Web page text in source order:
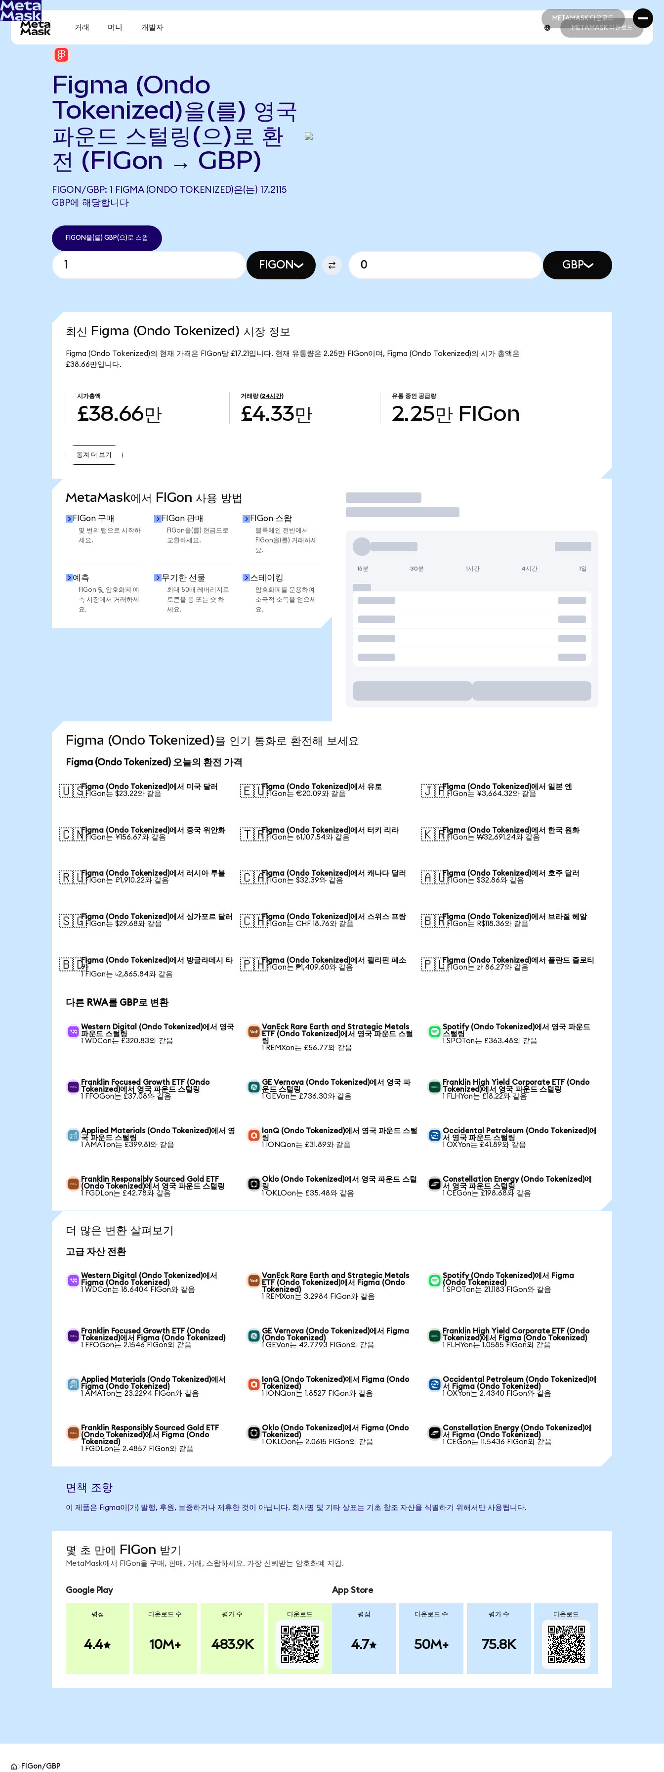
METAMASK 다운로드
METAMASK 다운로드
거래 머니 개발자 METAMASK 다운로드
Figma (Ondo
Tokenized)을(를) 영국
파운드 스털링(으)로 환
전 (FIGon → GBP)
FIGON/GBP: 1 FIGMA (ONDO TOKENIZED)은(는) 17.2115
GBP에 해당합니다
FIGON을(를) GBP(으)로 스왑
FIGON GBP
최신 Figma (Ondo Tokenized) 시장 정보
Figma (Ondo Tokenized)의 현재 가격은 FIGon당 £17.21입니다. 현재 유통량은 2.25만 FIGon이며, Figma (Ondo Tokenized)의 시가 총액은
£38.66만입니다.
시가총액
£38.66만
거래량 (24시간)
£4.33만
유통 중인 공급량
2.25만 FIGon
통계 더 보기
MetaMask에서 FIGon 사용 방법
FIGon 구매
몇 번의 탭으로 시작하
세요.
FIGon 판매
FIGon을(를) 현금으로
교환하세요.
FIGon 스왑
블록체인 전반에서
FIGon을(를) 거래하세
요.
예측
FIGon 및 암호화폐 예
측 시장에서 거래하세
요.
무기한 선물
최대 50배 레버리지로
토큰을 롱 또는 숏 하
세요.
스테이킹
암호화폐를 운용하여
소극적 소득을 얻으세
요.
거래
15분 30분 1시간 4시간 1일
Figma (Ondo Tokenized)을 인기 통화로 환전해 보세요
Figma (Ondo Tokenized) 오늘의 환전 가격
🇺🇸Figma (Ondo Tokenized)에서 미국 달러
1 FIGon는 $23.22와 같음
🇪🇺Figma (Ondo Tokenized)에서 유로
1 FIGon는 €20.09와 같음
🇯🇵Figma (Ondo Tokenized)에서 일본 엔
1 FIGon는 ¥3,664.32와 같음
🇨🇳Figma (Ondo Tokenized)에서 중국 위안화
1 FIGon는 ¥156.67와 같음
🇹🇷Figma (Ondo Tokenized)에서 터키 리라
1 FIGon는 ₺1,107.54와 같음
🇰🇷Figma (Ondo Tokenized)에서 한국 원화
1 FIGon는 ₩32,691.24와 같음
🇷🇺Figma (Ondo Tokenized)에서 러시아 루블
1 FIGon는 ₽1,910.22와 같음
🇨🇦Figma (Ondo Tokenized)에서 캐나다 달러
1 FIGon는 $32.39와 같음
🇦🇺Figma (Ondo Tokenized)에서 호주 달러
1 FIGon는 $32.86와 같음
🇸🇬Figma (Ondo Tokenized)에서 싱가포르 달러
1 FIGon는 $29.68와 같음
🇨🇭Figma (Ondo Tokenized)에서 스위스 프랑
1 FIGon는 CHF 18.76와 같음
🇧🇷Figma (Ondo Tokenized)에서 브라질 헤알
1 FIGon는 R$118.36와 같음
🇧🇩Figma (Ondo Tokenized)에서 방글라데시 타
카
1 FIGon는 ৳2,865.84와 같음
🇵🇭Figma (Ondo Tokenized)에서 필리핀 페소
1 FIGon는 ₱1,409.60와 같음
🇵🇱Figma (Ondo Tokenized)에서 폴란드 즐로티
1 FIGon는 zł 86.27와 같음
다른 RWA를 GBP로 변환
Western Digital (Ondo Tokenized)에서 영국
파운드 스털링
1 WDCon는 £320.83와 같음
VanEck Rare Earth and Strategic Metals
ETF (Ondo Tokenized)에서 영국 파운드 스털
링
1 REMXon는 £56.77와 같음
Spotify (Ondo Tokenized)에서 영국 파운드
스털링
1 SPOTon는 £363.48와 같음
Franklin Focused Growth ETF (Ondo
Tokenized)에서 영국 파운드 스털링
1 FFOGon는 £37.08와 같음
GE Vernova (Ondo Tokenized)에서 영국 파
운드 스털링
1 GEVon는 £736.30와 같음
Franklin High Yield Corporate ETF (Ondo
Tokenized)에서 영국 파운드 스털링
1 FLHYon는 £18.22와 같음
Applied Materials (Ondo Tokenized)에서 영
국 파운드 스털링
1 AMATon는 £399.81와 같음
IonQ (Ondo Tokenized)에서 영국 파운드 스털
링
1 IONQon는 £31.89와 같음
Occidental Petroleum (Ondo Tokenized)에
서 영국 파운드 스털링
1 OXYon는 £41.89와 같음
Franklin Responsibly Sourced Gold ETF
(Ondo Tokenized)에서 영국 파운드 스털링
1 FGDLon는 £42.78와 같음
Oklo (Ondo Tokenized)에서 영국 파운드 스털
링
1 OKLOon는 £35.48와 같음
Constellation Energy (Ondo Tokenized)에
서 영국 파운드 스털링
1 CEGon는 £198.68와 같음
더 많은 변환 살펴보기
고급 자산 전환
Western Digital (Ondo Tokenized)에서
Figma (Ondo Tokenized)
1 WDCon는 18.6404 FIGon와 같음
VanEck Rare Earth and Strategic Metals
ETF (Ondo Tokenized)에서 Figma (Ondo
Tokenized)
1 REMXon는 3.2984 FIGon와 같음
Spotify (Ondo Tokenized)에서 Figma
(Ondo Tokenized)
1 SPOTon는 21.1183 FIGon와 같음
Franklin Focused Growth ETF (Ondo
Tokenized)에서 Figma (Ondo Tokenized)
1 FFOGon는 2.1546 FIGon와 같음
GE Vernova (Ondo Tokenized)에서 Figma
(Ondo Tokenized)
1 GEVon는 42.7793 FIGon와 같음
Franklin High Yield Corporate ETF (Ondo
Tokenized)에서 Figma (Ondo Tokenized)
1 FLHYon는 1.0585 FIGon와 같음
Applied Materials (Ondo Tokenized)에서
Figma (Ondo Tokenized)
1 AMATon는 23.2294 FIGon와 같음
IonQ (Ondo Tokenized)에서 Figma (Ondo
Tokenized)
1 IONQon는 1.8527 FIGon와 같음
Occidental Petroleum (Ondo Tokenized)에
서 Figma (Ondo Tokenized)
1 OXYon는 2.4340 FIGon와 같음
Franklin Responsibly Sourced Gold ETF
(Ondo Tokenized)에서 Figma (Ondo
Tokenized)
1 FGDLon는 2.4857 FIGon와 같음
Oklo (Ondo Tokenized)에서 Figma (Ondo
Tokenized)
1 OKLOon는 2.0615 FIGon와 같음
Constellation Energy (Ondo Tokenized)에
서 Figma (Ondo Tokenized)
1 CEGon는 11.5436 FIGon와 같음
면책 조항
이 제품은 Figma이(가) 발행, 후원, 보증하거나 제휴한 것이 아닙니다. 회사명 및 기타 상표는 기초 참조 자산을 식별하기 위해서만 사용됩니다.
몇 초 만에 FIGon 받기
MetaMask에서 FIGon을 구매, 판매, 거래, 스왑하세요. 가장 신뢰받는 암호화폐 지갑.
Google Play
평점
4.4
다운로드 수
10M+
평가 수
483.9K
다운로드
App Store
평점
4.7
다운로드 수
50M+
평가 수
75.8K
다운로드
FIGon/GBP